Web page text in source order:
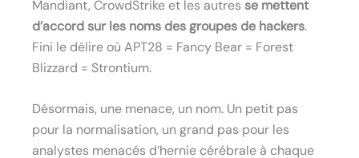
Mandiant, CrowdStrike et les autres se mettent
d’accord sur les noms des groupes de hackers.
Fini le délire où APT28 = Fancy Bear = Forest
Blizzard = Strontium.
Désormais, une menace, un nom. Un petit pas
pour la normalisation, un grand pas pour les
analystes menacés d’hernie cérébrale à chaque